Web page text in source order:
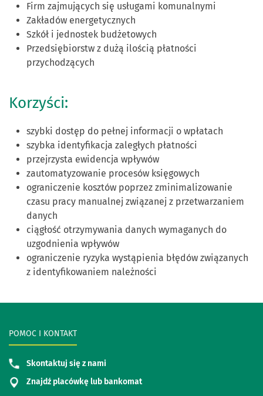
Firm zajmujących się usługami komunalnymi
Zakładów energetycznych
Szkół i jednostek budżetowych
Przedsiębiorstw z dużą ilością płatności
przychodzących
Korzyści:
szybki dostęp do pełnej informacji o wpłatach
szybka identyfikacja zaległych płatności
przejrzysta ewidencja wpływów
zautomatyzowanie procesów księgowych
ograniczenie kosztów poprzez zminimalizowanie
czasu pracy manualnej związanej z przetwarzaniem
danych
ciągłość otrzymywania danych wymaganych do
uzgodnienia wpływów
ograniczenie ryzyka wystąpienia błędów związanych
z identyfikowaniem należności
POMOC I KONTAKT
Skontaktuj się z nami
Znajdź placówkę lub bankomat